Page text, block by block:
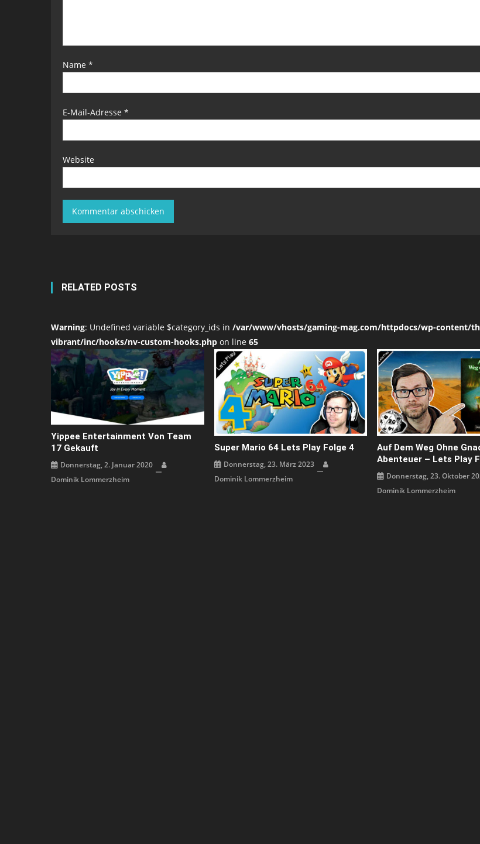
Name *
E-Mail-Adresse *
Website
RELATED POSTS
Warning: Undefined variable $category_ids in /var/www/vhosts/gaming-mag.com/httpdocs/wp-content/
vibrant/inc/hooks/nv-custom-hooks.php on line 65
Yippee Entertainment Von Team
17 Gekauft
Donnerstag, 2. Januar 2020
Dominik Lommerzheim
Super Mario 64 Lets Play Folge 4
Donnerstag, 23. März 2023
Dominik Lommerzheim
Auf Dem Weg Ohne
Abenteuer – Lets Play
Donnerstag, 23. Oktober
Dominik Lommerzheim